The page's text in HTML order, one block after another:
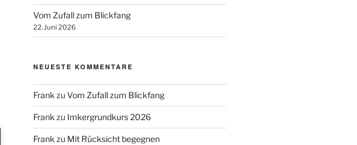
Vom Zufall zum Blickfang
22. Juni 2026
NEUESTE KOMMENTARE
Frank zu Vom Zufall zum Blickfang
Frank zu Imkergrundkurs 2026
Frank zu Mit Rücksicht begegnen